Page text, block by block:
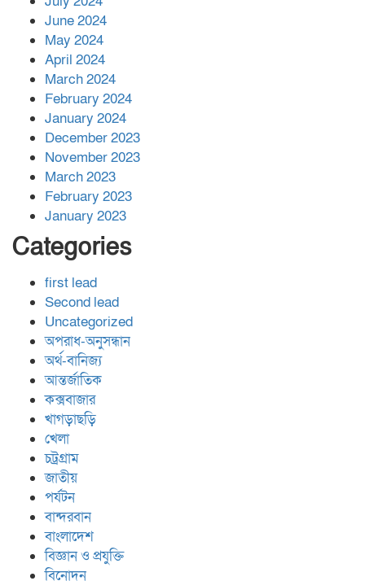
June 2024
May 2024
April 2024
March 2024
February 2024
January 2024
December 2023
November 2023
March 2023
February 2023
January 2023
Categories
first lead
Second lead
Uncategorized
অপরাধ-অনুসন্ধান
অর্থ-বানিজ্য
আন্তর্জাতিক
কক্সবাজার
খাগড়াছড়ি
খেলা
চট্রগ্রাম
জাতীয়
পর্যটন
বান্দরবান
বাংলাদেশ
বিজ্ঞান ও প্রযুক্তি
বিনোদন